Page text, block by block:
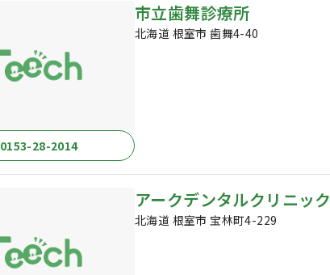
0153-28-2014
市立歯舞診療所
北海道 根室市 歯舞4-40
アークデンタルクリニッ
北海道 根室市 宝林町4-229